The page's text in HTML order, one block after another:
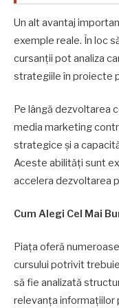
Un alt avantaj
exemple reale. În loc
cursanții pot analiza
strategiile în proiecte
Pe lângă dezvoltarea
media marketing
strategice și a
Aceste abilități sunt
accelera dezvoltarea
Cum Alegi Cel Mai
Piața oferă
cursului potrivit
să fie analizată
relevanța informațiilor